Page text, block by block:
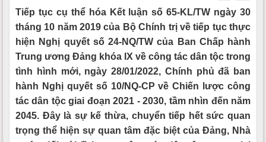
Tiếp tục cụ thể hóa Kết luận số 65-KL/TW ngày 30
tháng 10 năm 2019 của Bộ Chính trị về tiếp tục thực
hiện Nghị quyết số 24-NQ/TW của Ban Chấp hành
Trung ương Đảng khóa IX về công tác dân tộc trong
tình hình mới, ngày 28/01/2022, Chính phủ đã ban
hành Nghị quyết số 10/NQ-CP về Chiến lược công
tác dân tộc giai đoạn 2021 - 2030, tầm nhìn đến năm
2045. Đây là sự kế thừa, chuyển tiếp hết sức quan
trọng thể hiện sự quan tâm đặc biệt của Đảng, Nhà